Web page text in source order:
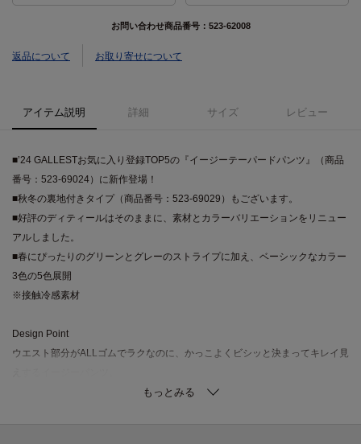
お問い合わせ商品番号： 523-62008
返品について お取り寄せについて
アイテム説明 詳細 サイズ レビュー
■’24 GALLESTお気に入り登録TOP5の『イージーテーパードパンツ』（商品
番号：523-69024）に新作登場！
■秋冬の裏地付きタイプ（商品番号：523-69029）もございます。
■好評のディティールはそのままに、素材とカラーバリエーションをリニュー
アルしました。
■春にぴったりのグリーンとグレーのストライプに加え、ベーシックなカラー
3色の5色展開
※接触冷感素材
Design Point
ウエスト部分がALLゴムでラクなのに、かっこよくビシッと決まってキレイ見
脚がスッキリと細見えするテーパードシルエットです。